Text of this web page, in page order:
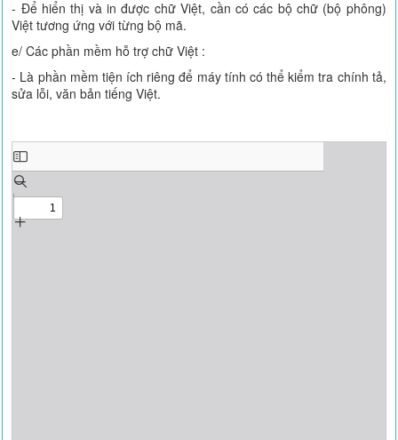
- Để hiển thị và in được chữ Việt, cần có các bộ chữ (bộ phông)
Việt tương ứng với từng bộ mã.
e/ Các phần mềm hỗ trợ chữ Việt :
- Là phần mềm tiện ích riêng để máy tính có thể kiểm tra chính tả,
sửa lỗi, văn bản tiếng Việt.